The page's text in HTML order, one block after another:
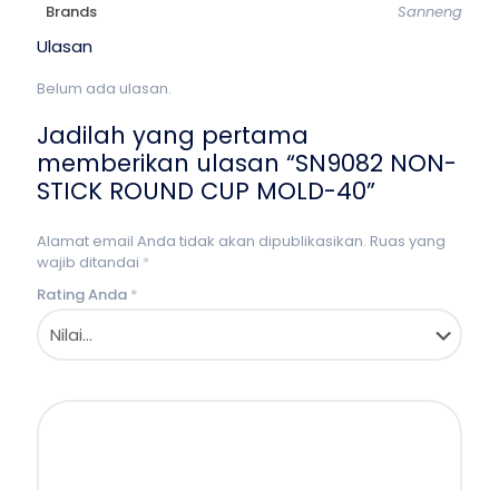
Brands Sanneng
Ulasan
Belum ada ulasan.
Jadilah yang pertama
memberikan ulasan “SN9082 NON-
STICK ROUND CUP MOLD-40”
Alamat email Anda tidak akan dipublikasikan. Ruas yang
wajib ditandai *
Rating Anda *